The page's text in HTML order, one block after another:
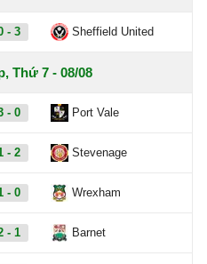
- 3 Sheffield United
Thứ 7 - 08/08
- 0 Port Vale
- 2 Stevenage
- 0 Wrexham
- 1 Barnet